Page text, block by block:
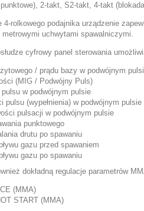
2-takt, S2-takt, 4-takt
4-rolkowego podajnika urządzenie
uchwytami spawalniczymi.
cyfrowy panel sterowania
/ prądu bazy w podwójnym
(MIG / Podwójny Puls)
w podwójnym pulsie
pulsu (wypełnienia) w podwójnym pulsie
pulsacji w podwójnym pulsie
punktowego
drutu po spawaniu
gazu przed spawaniem
gazu po spawaniu​
dokładną regulacje parametrów
(MMA)
START (MMA)